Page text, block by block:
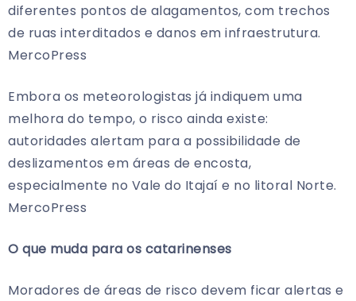
diferentes pontos de alagamentos, com trechos
de ruas interditados e danos em infraestrutura.
MercoPress
Embora os meteorologistas já indiquem uma
melhora do tempo, o risco ainda existe:
autoridades alertam para a possibilidade de
deslizamentos em áreas de encosta,
especialmente no Vale do Itajaí e no litoral Norte.
MercoPress
O que muda para os catarinenses
Moradores de áreas de risco devem ficar alertas e